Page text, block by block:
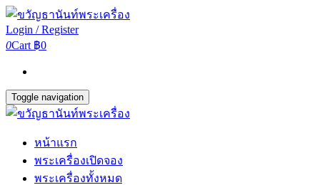
Login / Register
0Cart ฿0
Toggle navigation
หน้าแรก
พระเครื่องเปิดจอง
พระเครื่องทั้งหมด